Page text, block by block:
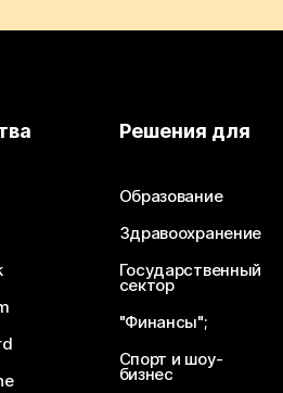
Решения для
Образование
Здравоохранение
Государственный
сектор
"Финансы";
Спорт и шоу-
бизнес